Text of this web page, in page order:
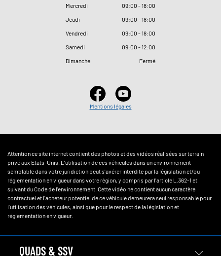
Mercredi
09:00 - 18:00
Jeudi
09:00 - 18:00
Vendredi
09:00 - 18:00
Samedi
09:00 - 12:00
Dimanche
Fermé
Mentions légales
Attention ce site internet contient des photos et des vidéos réalisées sur terrain
privé aux Etats-Unis. L'utilisation de ces véhicules dans un environnement
semblable dans votre juridiction peut s'avérer interdite par la législation et/ou
réglementation en vigueur dans votre région, y compris par l'article L.362-1 et
suivant du Code de l'environnement. Cette vidéo ne contient aucun caractère
contractuel et l'acheteur potentiel de ce véhicule demeurera seul responsable pour
l'utilisation des véhicules, ainsi que pour le respect de la législation et
réglementation en vigueur.
QUADS & SSV